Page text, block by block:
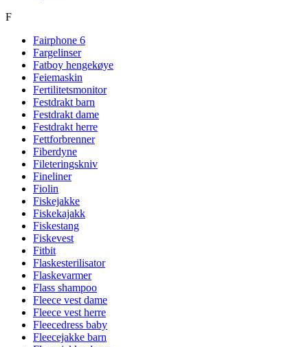
F
Fairphone 6
Fargelinser
Fatboy hengekøye
Feiemaskin
Fertilitetsmonitor
Festdrakt barn
Festdrakt dame
Festdrakt herre
Fettforbrenner
Fiberdyne
Fileteringskniv
Fineliner
Fiolin
Fiskejakke
Fiskekajakk
Fiskestang
Fiskevest
Fitbit
Flaskesterilisator
Flaskevarmer
Flass shampoo
Fleece vest dame
Fleece vest herre
Fleecedress baby
Fleecejakke barn